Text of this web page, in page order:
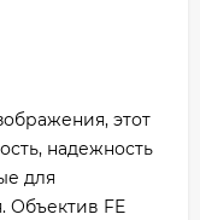
этот
надежность
для
Объектив FE